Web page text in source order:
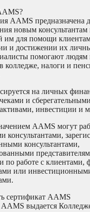
AAMS предназначена
новым
им для помощи
и достижении их
помогают людям
колледже, налоги и
на личных
и
инвестиции и
AAMS могут
консультантами,
консультантами,
по работе с клиентами,
или
сертификат AAMS
выдается